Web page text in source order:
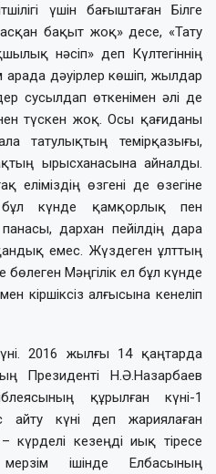
үшін бағыштаған Білге
бақыт жоқ» десе, «Тату
нәсіп» деп Күлтегіннің
арада дәуірлер көшіп, жылдар
сусылдап өткенімен әлі де
түскен жоқ. Осы қағиданы
татулықтың темірқазығы,
ырысханасына айналды.
еліміздің өзгені де өзегіне
бұл күнде қамқорлық пен
дархан пейілдің дара
емес. Жүздеген ұлттың
бөлеген Мәңгілік ел бұл күнде
кіршіксіз алғысына кенеліп
2016 жылғы 14 қаңтарда
Президенті Н.Ә.Назарбаев
құрылған күні-1
айту күні деп жариялаған
күрделі кезеңді иық тіресе
ішінде Елбасының